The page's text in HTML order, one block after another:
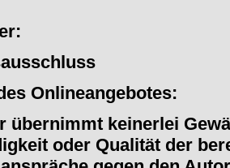
Onlineangebotes:
übernimmt keinerlei
oder Qualität der